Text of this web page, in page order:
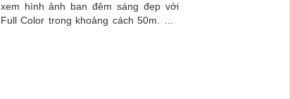
xem hình ảnh ban đêm sáng đẹp với
Full Color trong khoảng cách 50m. Với